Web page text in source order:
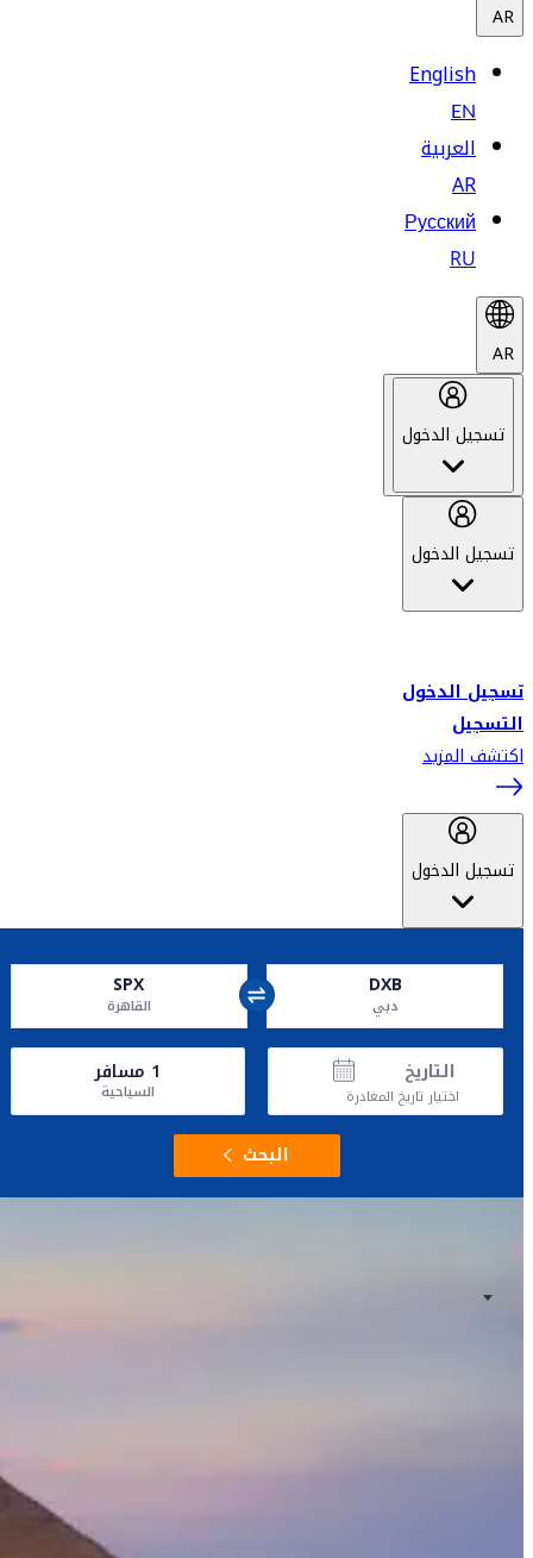
AR
English
EN
العربية
AR
Русский
RU
AR
تسجيل الدخول
تسجيل الدخول
تسجيل الدخول
التسجيل
اكتشف المزيد
تسجيل الدخول
DXB
دبي
SPX
القاهرة
التاريخ
اختيار تاريخ المغادرة
1 مسافر
السياحية
البحث